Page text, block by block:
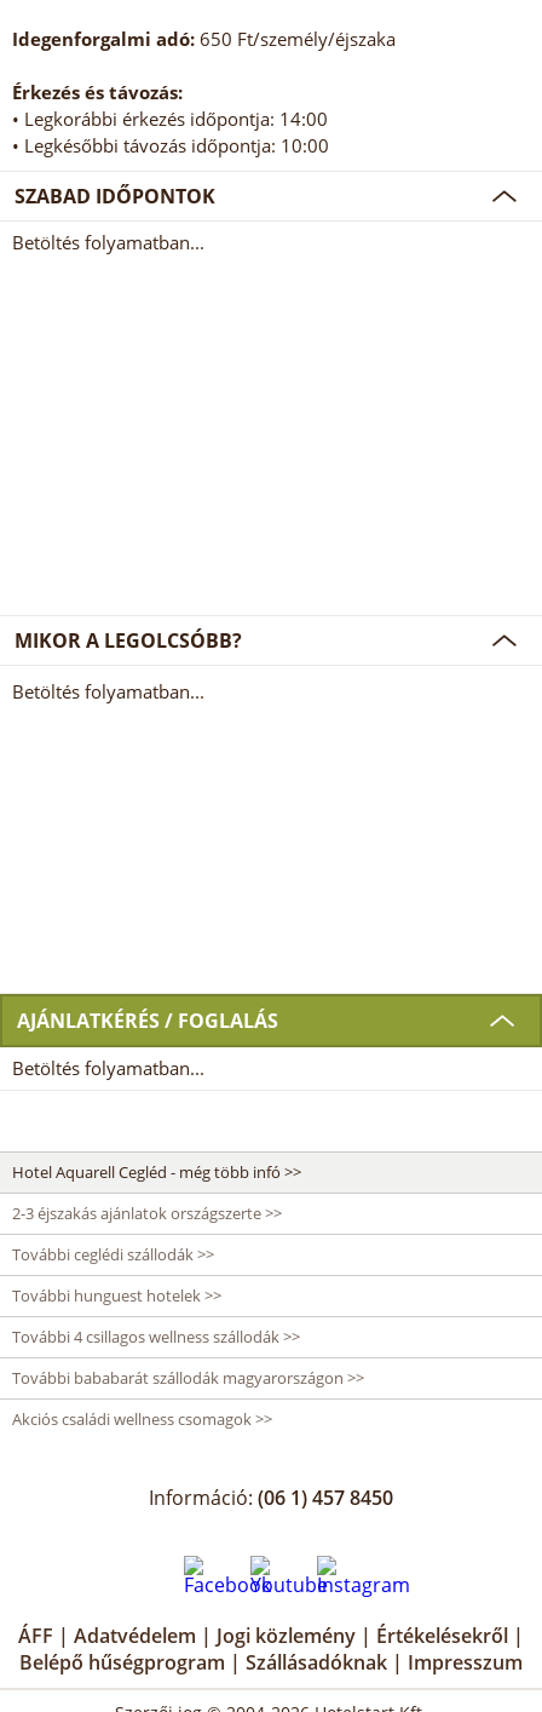
Idegenforgalmi adó: 650 Ft/személy/éjszaka
Érkezés és távozás:
• Legkorábbi érkezés időpontja: 14:00
• Legkésőbbi távozás időpontja: 10:00
SZABAD IDŐPONTOK
Betöltés folyamatban...
MIKOR A LEGOLCSÓBB?
Betöltés folyamatban...
AJÁNLATKÉRÉS / FOGLALÁS
Betöltés folyamatban...
Hotel Aquarell Cegléd - még több infó >>
2-3 éjszakás ajánlatok országszerte >>
További ceglédi szállodák >>
További hunguest hotelek >>
További 4 csillagos wellness szállodák >>
További bababarát szállodák magyarországon >>
Akciós családi wellness csomagok >>
Információ: (06 1) 457 8450
ÁFF | Adatvédelem | Jogi közlemény | Értékelésekről |
Belépő hűségprogram | Szállásadóknak | Impresszum